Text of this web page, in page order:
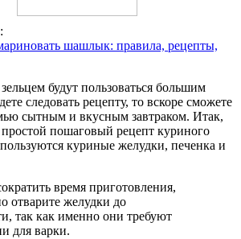
шашлык: правила, рецепты,
будут пользоваться большим
следовать рецепту, то вскоре сможете
сытным и вкусным завтраком. Итак,
простой пошаговый рецепт куриного
куриные желудки, печенка и
время приготовления,
отварите желудки до
так как именно они требуют
для варки.